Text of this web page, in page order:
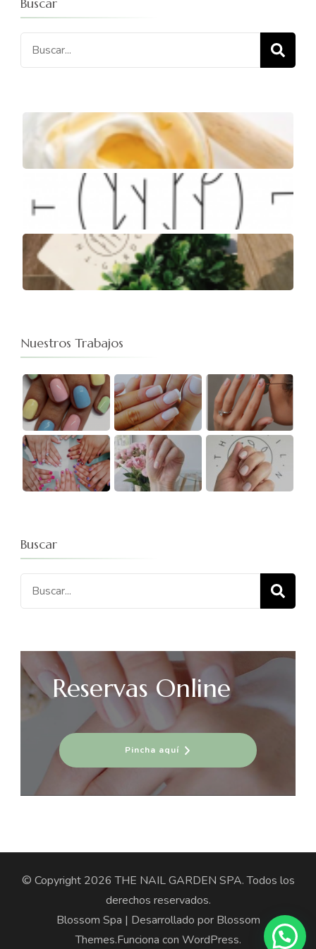
Buscar
Buscar:
Nuestros Trabajos
Buscar
Buscar:
Reservas Online
Pincha aquí
© Copyright 2026THE NAIL GARDEN SPA. Todos los
derechos reservados.
Blossom Spa | Desarrollado por Blossom
Themes.Funciona con WordPress.